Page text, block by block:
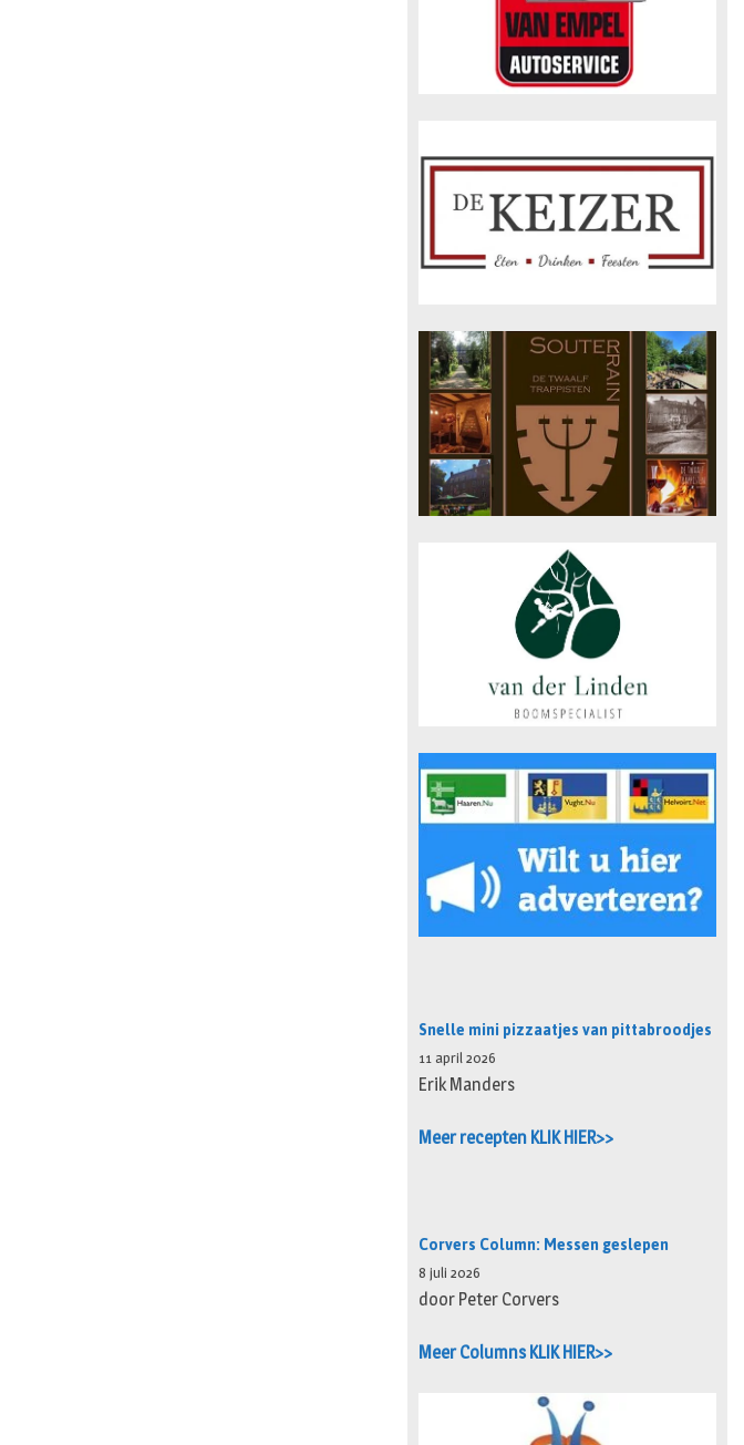
Snelle mini pizzaatjes van pittabroodjes
11 april 2026
Erik Manders
Meer recepten KLIK HIER>>
Corvers Column: Messen geslepen
8 juli 2026
door Peter Corvers
Meer Columns KLIK HIER>>